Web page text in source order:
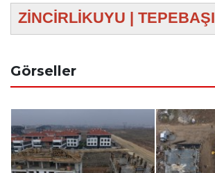
ZİNCİRLİKUYU | TEPEBAŞI
Görseller